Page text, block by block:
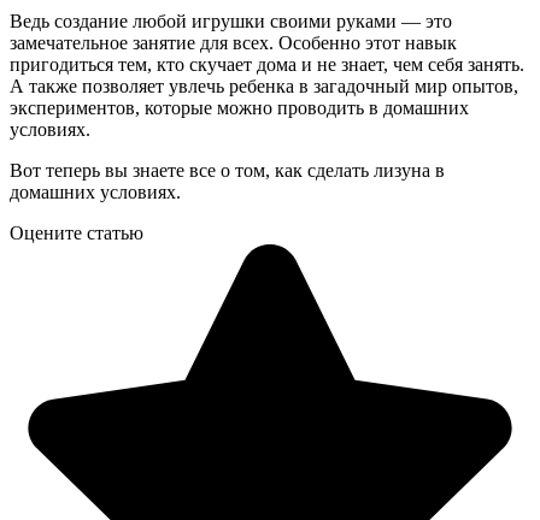
Ведь создание любой игрушки своими руками — это
замечательное занятие для всех. Особенно этот навык
пригодиться тем, кто скучает дома и не знает, чем себя занять.
А также позволяет увлечь ребенка в загадочный мир опытов,
экспериментов, которые можно проводить в домашних
условиях.
Вот теперь вы знаете все о том, как сделать лизуна в
домашних условиях.
Оцените статью